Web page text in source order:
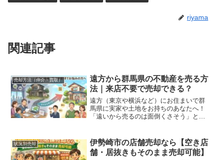
riyama
関連記事
売却方法（仲介・買取）
遠方から群馬県の不動産を売る方
法｜来店不要で売却できる？
遠方（東京や横浜など）にお住まいで群
馬県に実家や土地をお持ちのあなたへ！
「遠いから売るのは面倒くさそう」と諦
きる方法をご紹介します
状況別売却
伊勢崎市の店舗売却なら【空き店
舗・居抜きもそのまま売却可能】